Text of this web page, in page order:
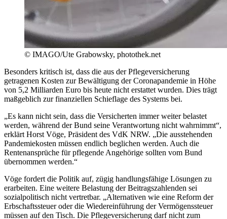
© IMAGO/Ute Grabowsky, photothek.net
Besonders kritisch ist, dass die aus der Pflegeversicherung
getragenen Kosten zur Bewältigung der Coronapandemie in Höhe
von 5,2 Milliarden Euro bis heute nicht erstattet wurden. Dies trägt
maßgeblich zur finanziellen Schieflage des Systems bei.
„Es kann nicht sein, dass die Versicherten immer weiter belastet
werden, während der Bund seine Verantwortung nicht wahrnimmt“,
erklärt Horst Vöge, Präsident des VdK NRW. „Die ausstehenden
Pandemiekosten müssen endlich beglichen werden. Auch die
Rentenansprüche für pflegende Angehörige sollten vom Bund
übernommen werden.“
Vöge fordert die Politik auf, zügig handlungsfähige Lösungen zu
erarbeiten. Eine weitere Belastung der Beitragszahlenden sei
sozialpolitisch nicht vertretbar. „Alternativen wie eine Reform der
Erbschaftssteuer oder die Wiedereinführung der Vermögenssteuer
müssen auf den Tisch. Die Pflegeversicherung darf nicht zum